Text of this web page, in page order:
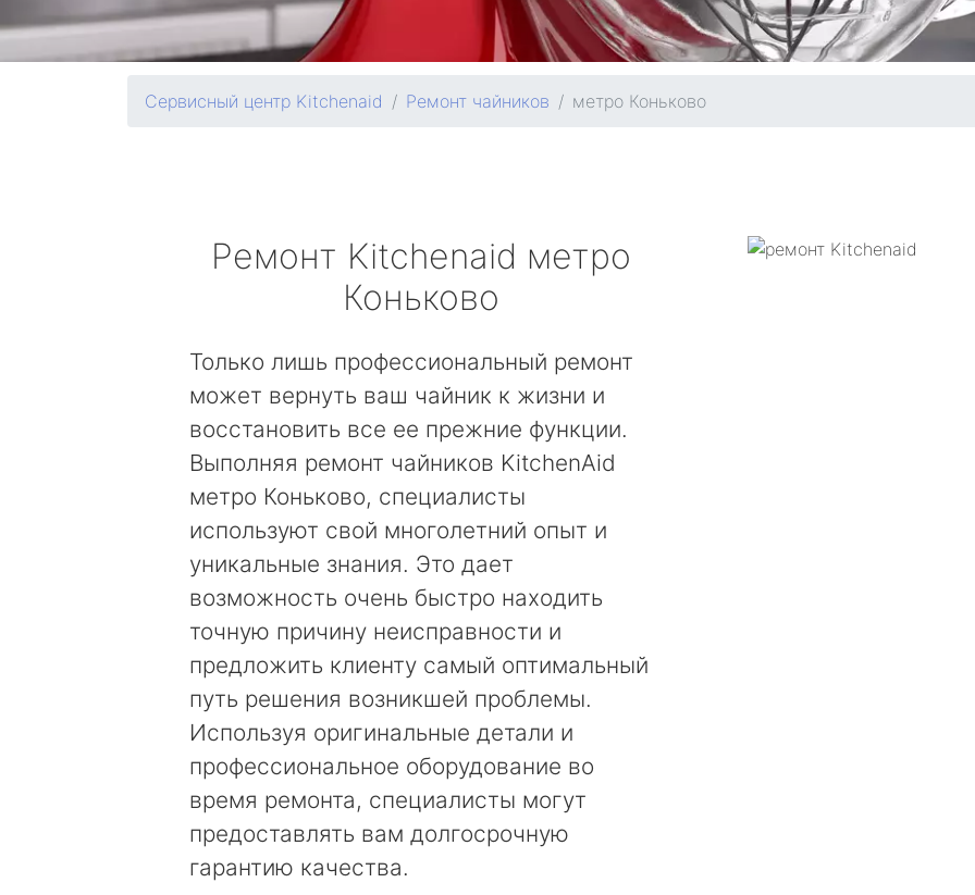
Сервисный центр Kitchenaid Ремонт чайников метро Коньково
Ремонт Kitchenaid метро
Коньково
Только лишь профессиональный ремонт
может вернуть ваш чайник к жизни и
восстановить все ее прежние функции.
Выполняя ремонт чайников KitchenAid
метро Коньково, специалисты
используют свой многолетний опыт и
уникальные знания. Это дает
возможность очень быстро находить
точную причину неисправности и
предложить клиенту самый оптимальный
путь решения возникшей проблемы.
Используя оригинальные детали и
профессиональное оборудование во
время ремонта, специалисты могут
предоставлять вам долгосрочную
гарантию качества.